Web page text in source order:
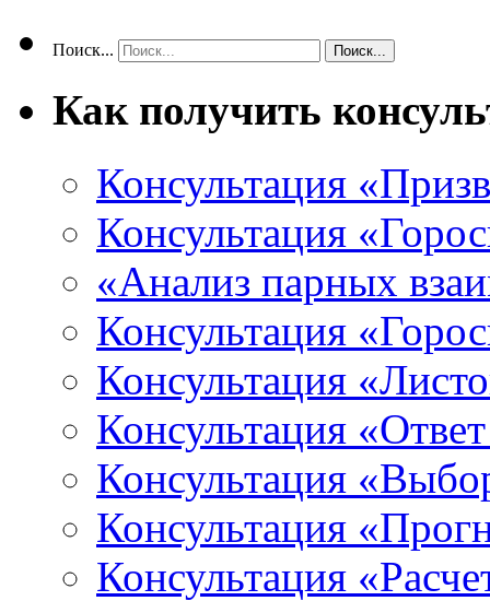
Поиск...
Как получить
Консультация
Консультация
«Анализ парных
Консультация
Консультация
Консультация
Консультация
Консультация
Консультация